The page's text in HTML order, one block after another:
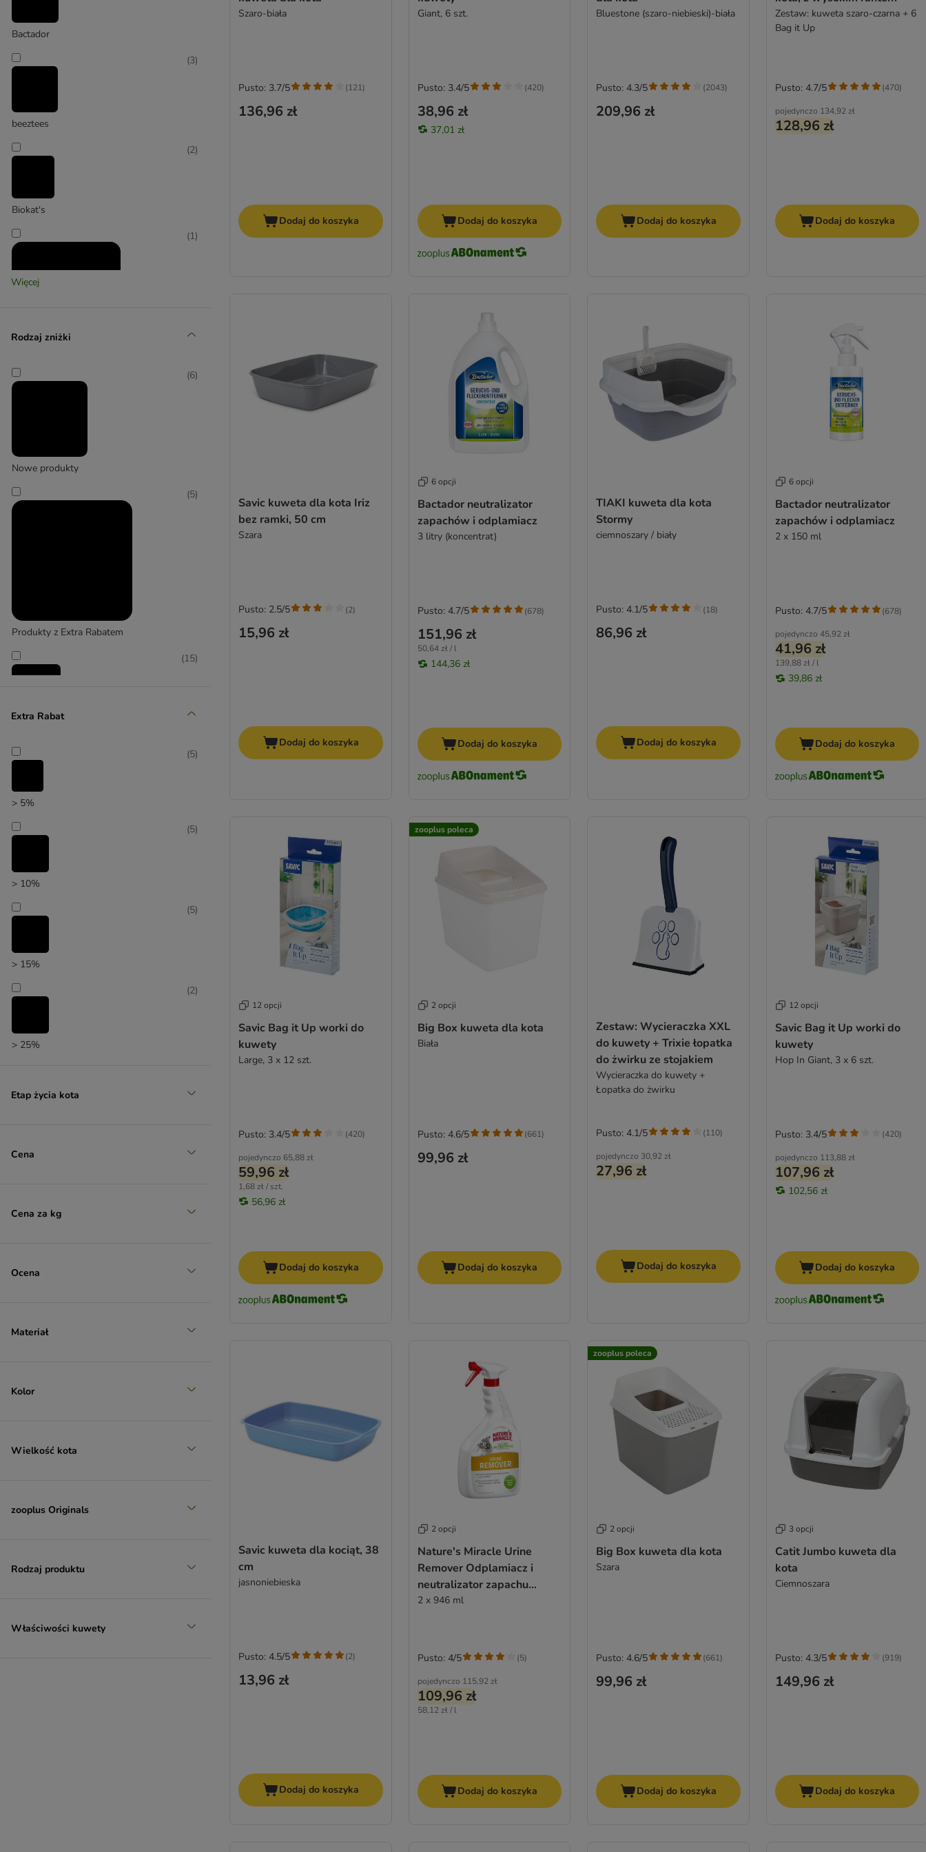
Bactador
beeztees
(3)
Biokat's
(2)
(1)
Więcej
Rodzaj zniżki
Nowe produkty
(6)
Produkty z Extra Rabatem
(5)
(15)
zooplus poleca
(7)
Extra Rabat
> 5%
(5)
> 10%
(5)
> 15%
(5)
> 25%
(2)
(1)
Etap życia kota
Cena
Cena za kg
Ocena
Materiał
Kolor
Wielkość kota
zooplus Originals
Rodzaj produktu
Właściwości kuwety
Szaro-biała
136,96 zł
Pusto: 3.7/5 (121)
Dodaj do koszyka
Giant, 6 szt.
38,96 zł
37,01 zł
Pusto: 3.4/5 (420)
Dodaj do koszyka
Bluestone (szaro-niebieski)-biała
209,96 zł
Pusto: 4.3/5 (2043)
Dodaj do koszyka
Zestaw: kuweta szaro-czarna + 6
Bag it Up
pojedynczo 134,92 zł
128,96 zł
Pusto: 4.7/5 (470)
Dodaj do koszyka
Savic kuweta dla kota Iriz
bez ramki, 50 cm
Szara
15,96 zł
Pusto: 2.5/5 (2)
Dodaj do koszyka
6 opcji
Bactador neutralizator
zapachów i odplamiacz
3 litry (koncentrat)
151,96 zł
50,64 zł / l
144,36 zł
Pusto: 4.7/5 (678)
Dodaj do koszyka
TIAKI kuweta dla kota
Stormy
ciemnoszary / biały
86,96 zł
Pusto: 4.1/5 (18)
Dodaj do koszyka
6 opcji
Bactador neutralizator
zapachów i odplamiacz
2 x 150 ml
pojedynczo 45,92 zł
41,96 zł
139,88 zł / l
39,86 zł
Pusto: 4.7/5 (678)
Dodaj do koszyka
12 opcji
Savic Bag it Up worki do
kuwety
Large, 3 x 12 szt.
pojedynczo 65,88 zł
59,96 zł
1,68 zł / szt.
56,96 zł
Pusto: 3.4/5 (420)
Dodaj do koszyka
zooplus poleca
2 opcji
Big Box kuweta dla kota
Biała
99,96 zł
Pusto: 4.6/5 (661)
Dodaj do koszyka
Zestaw: Wycieraczka XXL
do kuwety + Trixie łopatka
do żwirku ze stojakiem
Wycieraczka do kuwety +
Łopatka do żwirku
pojedynczo 30,92 zł
27,96 zł
Pusto: 4.1/5 (110)
Dodaj do koszyka
12 opcji
Savic Bag it Up worki do
kuwety
Hop In Giant, 3 x 6 szt.
pojedynczo 113,88 zł
107,96 zł
102,56 zł
Pusto: 3.4/5 (420)
Dodaj do koszyka
Savic kuweta dla kociąt, 38
cm
jasnoniebieska
13,96 zł
Pusto: 4.5/5 (2)
Dodaj do koszyka
2 opcji
Nature's Miracle Urine
Remover Odplamiacz i
neutralizator zapachu
moczu
2 x 946 ml
pojedynczo 115,92 zł
109,96 zł
58,12 zł / l
Pusto: 4/5 (5)
Dodaj do koszyka
zooplus poleca
2 opcji
Big Box kuweta dla kota
Szara
99,96 zł
Pusto: 4.6/5 (661)
Dodaj do koszyka
3 opcji
Catit Jumbo kuweta dla
kota
Ciemnoszara
149,96 zł
Pusto: 4.3/5 (919)
Dodaj do koszyka